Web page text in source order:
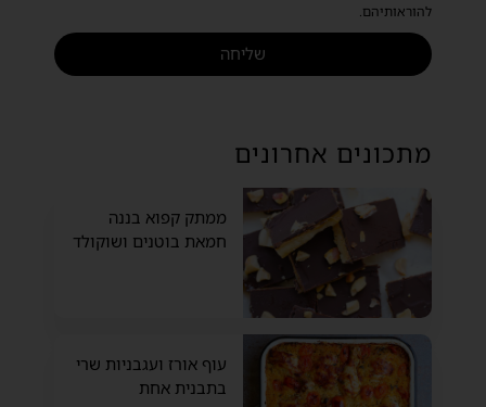
מתכונים אחרונים
ממתק קפוא בננה
חמאת בוטנים ושוקולד
עוף אורז ועגבניות שרי
בתבנית אחת
להוראותיהם.
שליחה